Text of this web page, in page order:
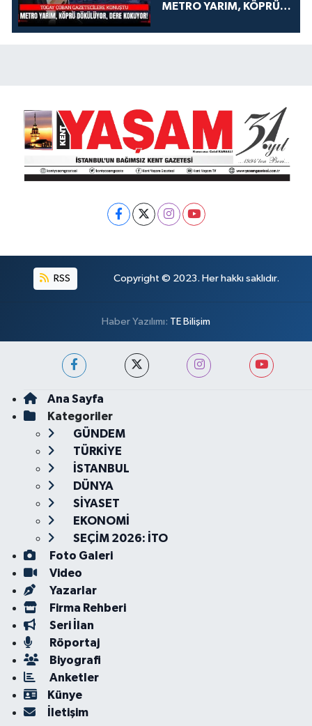
METRO YARIM, KÖPRÜ
KOKUYOR!
RSS Copyright © 2023. Her hakkı saklıdır.
Haber Yazılımı: TE Bilişim
Ana Sayfa
Kategoriler
GÜNDEM
TÜRKİYE
İSTANBUL
DÜNYA
SİYASET
EKONOMİ
SEÇİM 2026: İTO
Foto Galeri
Video
Yazarlar
Firma Rehberi
Seri İlan
Röportaj
Biyografi
Anketler
Künye
İletişim